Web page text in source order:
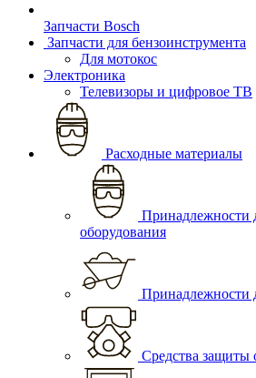
Запчасти Bosch
Запчасти для бензоинструмента
Для мотокос
Электроника
Телевизоры и цифровое ТВ
Расходные материалы
Принадлежности
оборудования
Принадлежности
Средства защиты